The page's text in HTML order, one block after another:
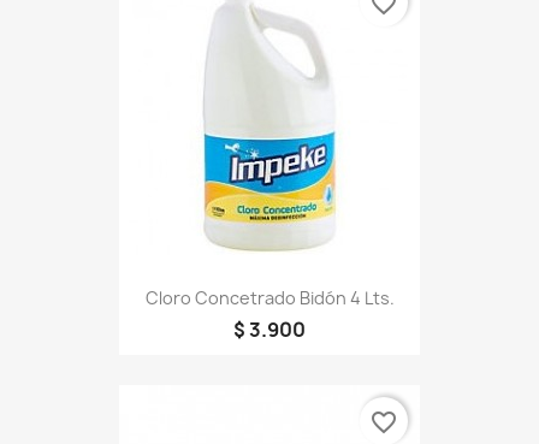
Cloro Concetrado Bidón 4 Lts.
$ 3.900
favorite_border